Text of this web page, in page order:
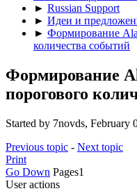
► Russian Support
► Идеи и
► Формирование
количества событий
Формирование
порогового
Started by 7novds, February
Previous topic - Next topic
Print
Go Down Pages1
User actions